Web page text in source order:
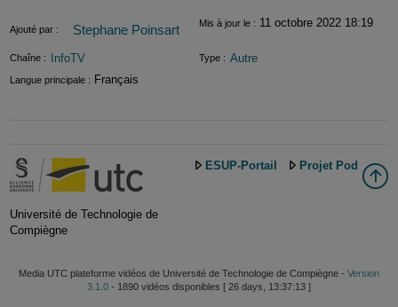
Informations
Ajouté par : Stephane Poinsart Mis à jour le : 11 octobre 2022 18:19
Chaîne : InfoTV Type : Autre
Langue principale : Français
Université de Technologie de
Compiègne
ESUP-Portail Projet Pod
Media UTC plateforme vidéos de Université de Technologie de Compiègne - Version
3.1.0 - 1890 vidéos disponibles [ 26 days, 13:37:13 ]